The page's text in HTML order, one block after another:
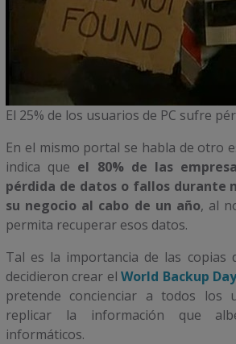
El 25% de los usuarios de PC sufre
En el mismo portal se habla de otro
indica que el 80% de las
pérdida de datos o fallos durante
su negocio al cabo de un año, al
permita recuperar esos datos.
Tal es la importancia de las copias
decidieron crear elWorld Backup
pretende concienciar a todos los
replicar la información que
informáticos.